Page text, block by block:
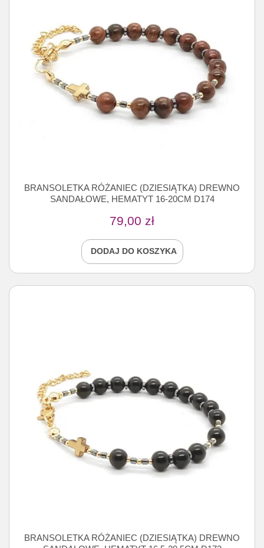
BRANSOLETKA RÓŻANIEC (DZIESIĄTKA) DREWNO
SANDAŁOWE, HEMATYT 16-20CM D174
79,00 zł
DODAJ DO KOSZYKA
BRANSOLETKA RÓŻANIEC (DZIESIĄTKA) DREWNO